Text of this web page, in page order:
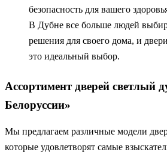
безопасность для вашего
В Дубне все больше людей
решения для своего дома, и
это идеальный выбор.
Ассортимент дверей светлый
Белоруссии»
Мы предлагаем различные модели
которые удовлетворят самые